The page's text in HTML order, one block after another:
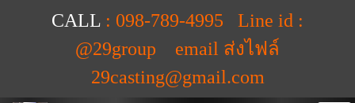
CALL : 098-789-4995 Line id :
@29group email ส่งไฟล์
29casting@gmail.com